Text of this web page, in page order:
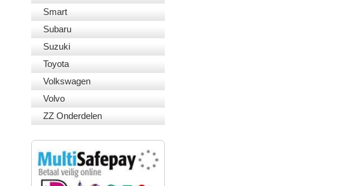
Smart
Subaru
Suzuki
Toyota
Volkswagen
Volvo
ZZ Onderdelen